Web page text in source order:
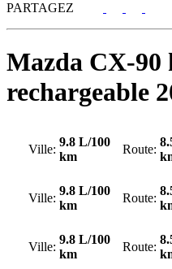
PARTAGEZ
Mazda CX-90
rechargeable
Ville:
9.8 L/100
km
Route:
Ville:
9.8 L/100
km
Route:
Ville:
9.8 L/100
km
Route: